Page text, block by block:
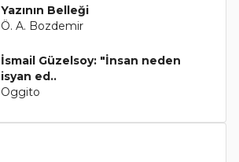
Yazının Belleği
Ö. A. Bozdemir
İsmail Güzelsoy: "İnsan neden
isyan ed..
Oggito